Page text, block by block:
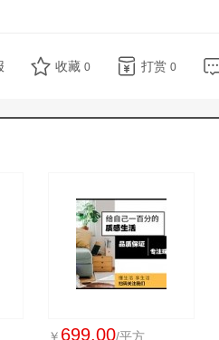
收藏 0 打赏 0
￥ 699.00/平方